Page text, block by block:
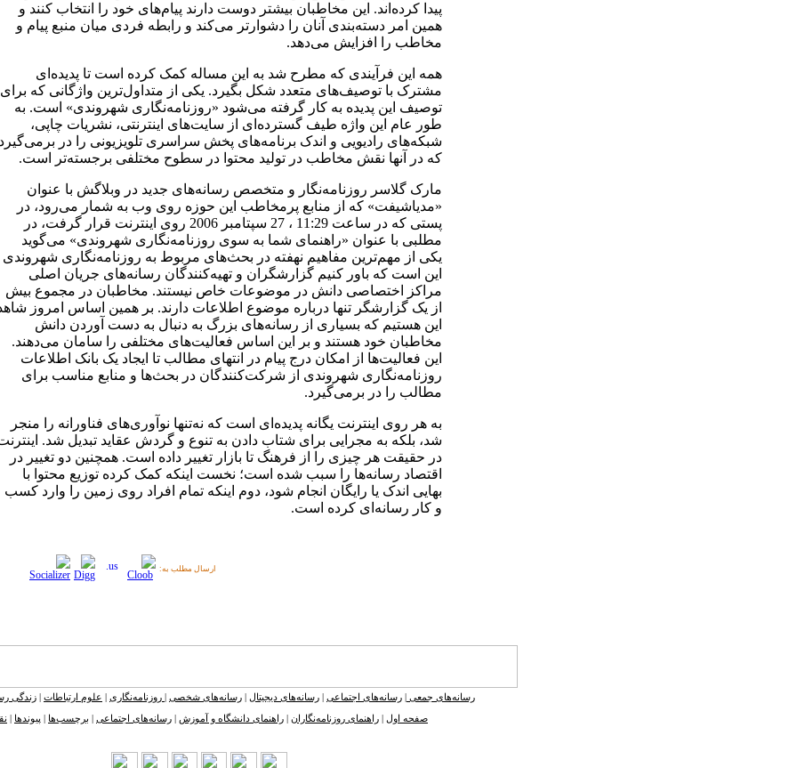
پیدا کرده‌اند. این مخاطبان بیشتر دوست دارند پیام‌های خود را انتخاب کنند و
همین امر دسته‌بندی آنان را دشوارتر می‌کند و رابطه فردی میان منبع پیام و
مخاطب را افزایش می‌دهد.
همه این فرآیندی که مطرح شد به این مساله کمک کرده است تا پدیده‌ای
مشترک با توصیف‌های متعدد شکل بگیرد. یکی از متداول‌ترین واژگانی که برای
توصیف این پدیده به کار گرفته می‌شود «روزنامه‌نگاری شهروندی» است. به
طور عام این واژه طیف گسترده‌ای از سایت‌های اینترنتی، نشریات چاپی،
شبکه‌های رادیویی و اندک برنامه‌های پخش سراسری تلویزیونی را در برمی‌گیرد
که در آنها نقش مخاطب در تولید محتوا در سطوح مختلفی برجسته‌تر است.
مارک گلاسر ‌روزنامه‌نگار و متخصص رسانه‌های جدید در وبلاگش با عنوان
«مدیاشیفت» که از منابع پرمخاطب این حوزه روی وب به شمار می‌رود، در
پستی که در ساعت 11:29 ، 27 سپتامبر 2006 روی اینترنت قرار گرفت، در
مطلبی با عنوان «راهنمای شما به سوی روزنامه‌نگاری شهروندی» می‌گوید
یکی از مهم‌ترین مفاهیم نهفته در بحث‌های مربوط به روزنامه‌نگاری شهروندی
این است که باور کنیم گزارشگران و تهیه‌کنندگان رسانه‌های جریان اصلی
مراکز اختصاصی دانش در موضوعات خاص نیستند. مخاطبان در مجموع بیش
از یک گزارشگر تنها درباره موضوع اطلاعات دارند. بر همین اساس امروز
این هستیم که بسیاری از رسانه‌های بزرگ به دنبال به دست آوردن دانش
مخاطبان خود هستند و بر این اساس فعالیت‌های مختلفی را سامان می‌دهند.
این فعالیت‌ها از امکان درج پیام در انتهای مطالب تا ایجاد یک بانک اطلاعات
روزنامه‌نگاری شهروندی از شرکت‌کنندگان در بحث‌ها و منابع مناسب برای
مطالب را در برمی‌گیرد.
به هر روی اینترنت یگانه پدیده‌ای است که نه‌تنها نوآوری‌های فناورانه را منجر
شد، بلکه به مجرایی برای شتاب دادن به تنوع و گردش عقاید تبدیل شد.
در حقیقت هر چیزی را از فرهنگ تا بازار تغییر داده‌ است. همچنین دو تغییر در
اقتصاد رسانه‌ها را سبب شده است؛ نخست اینکه کمک کرده توزیع محتوا با
بهایی اندک یا رایگان انجام شود، دوم اینکه تمام افراد روی زمین را وارد کسب
‌و کار رسانه‌ای کرده است.
ارسال مطلب به:
رسانه‌های جمعی رسانه‌های اجتماعی رسانه‌های دیجیتال رسانه‌های شخصی روزنامه‌نگاری علوم ارتباطات زندگی
صفحه اول راهنمای روزنامه‌نگاران راهنمای دانشگاه و آموزش رسانه‌های اجتماعی برچسب‌ها پیوندها